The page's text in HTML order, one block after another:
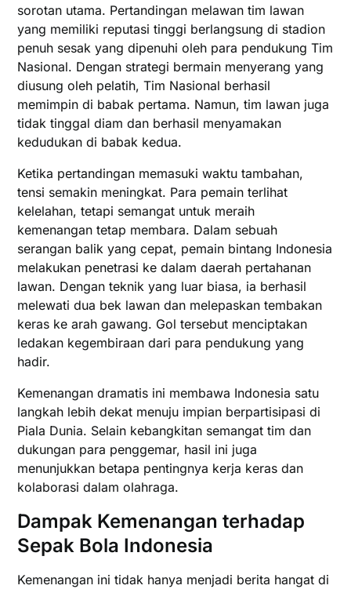
sorotan utama. Pertandingan melawan tim lawan
yang memiliki reputasi tinggi berlangsung di stadion
penuh sesak yang dipenuhi oleh para pendukung Tim
Nasional. Dengan strategi bermain menyerang yang
diusung oleh pelatih, Tim Nasional berhasil
memimpin di babak pertama. Namun, tim lawan juga
tidak tinggal diam dan berhasil menyamakan
kedudukan di babak kedua.
Ketika pertandingan memasuki waktu tambahan,
tensi semakin meningkat. Para pemain terlihat
kelelahan, tetapi semangat untuk meraih
kemenangan tetap membara. Dalam sebuah
serangan balik yang cepat, pemain bintang Indonesia
melakukan penetrasi ke dalam daerah pertahanan
lawan. Dengan teknik yang luar biasa, ia berhasil
melewati dua bek lawan dan melepaskan tembakan
keras ke arah gawang. Gol tersebut menciptakan
ledakan kegembiraan dari para pendukung yang
hadir.
Kemenangan dramatis ini membawa Indonesia satu
langkah lebih dekat menuju impian berpartisipasi di
Piala Dunia. Selain kebangkitan semangat tim dan
dukungan para penggemar, hasil ini juga
menunjukkan betapa pentingnya kerja keras dan
kolaborasi dalam olahraga.
Dampak Kemenangan terhadap
Sepak Bola Indonesia
Kemenangan ini tidak hanya menjadi berita hangat di